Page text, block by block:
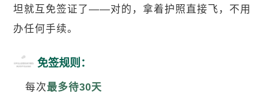
坦就互免签证了——对的，拿着护照直接飞，不用
办任何手续。
免签规则：
每次最多待30天